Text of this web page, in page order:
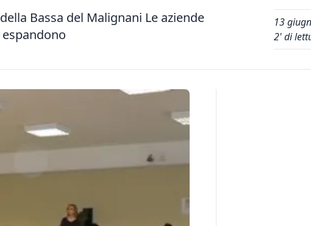
Bassa del Malignani Le aziende
13
2' di